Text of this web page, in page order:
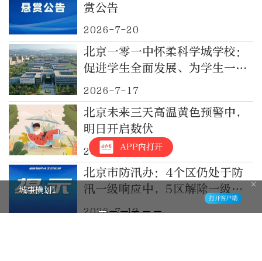
赏公告
2026-7-20
北京一零一中怀柔科学城学校：
促进学生全面发展、为学生一生
幸福奠基
2026-7-17
北京未来三天高温黄色预警中，
明日开启数伏
2026-7-14
北京市防汛办：4个区仍处于防
汛一级响应中，5区解除一级响
应
2026-7-12
APP内打开
城事横划1